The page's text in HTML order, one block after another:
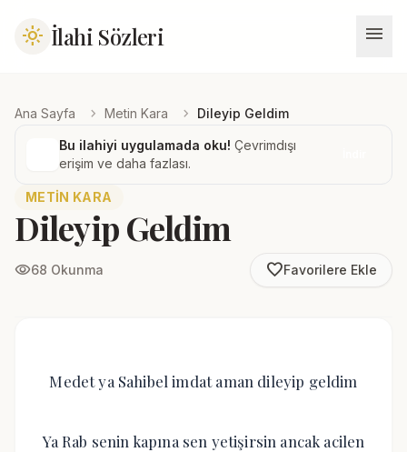
light_mode İlahi Sözleri menu
Ana Sayfa chevron_right Metin Kara chevron_right Dileyip Geldim
Bu ilahiyi uygulamada oku! Çevrimdışı
erişim ve daha fazlası.
METIN KARA
Dileyip Geldim
visibility68 Okunma favorite_borderFavorilere Ekle
Medet ya Sahibel imdat aman dileyip geldim
Ya Rab senin kapına sen yetişirsin ancak acilen